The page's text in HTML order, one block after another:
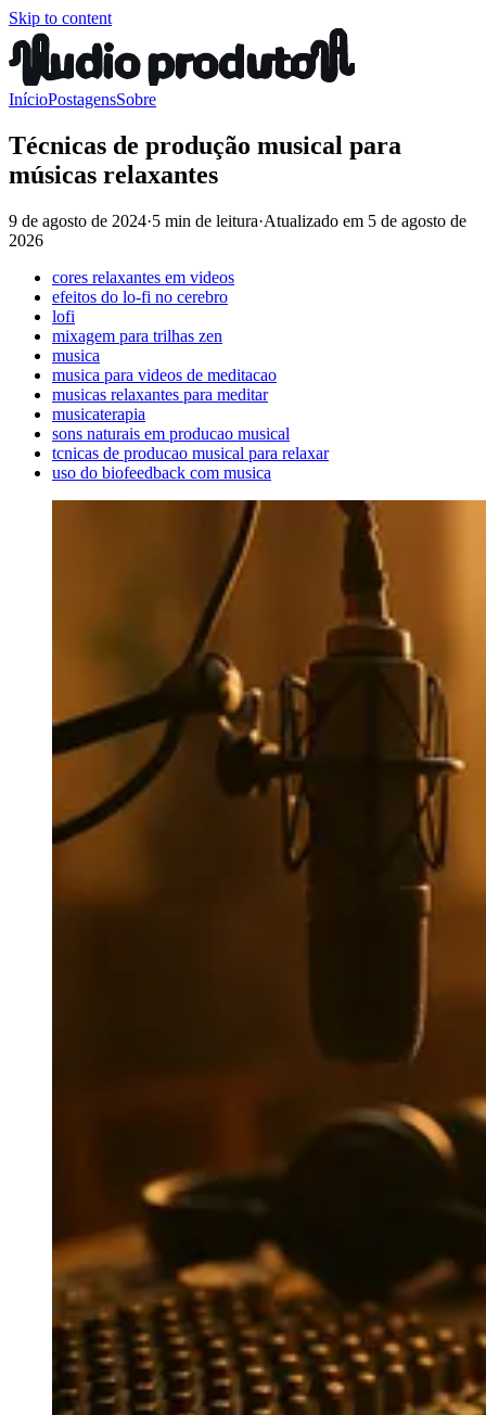
Skip to content
InícioPostagensSobre
Técnicas de produção musical para
músicas relaxantes
9 de agosto de 2024·5 min de leitura·Atualizado em 5 de agosto de
2026
cores relaxantes em videos
efeitos do lo-fi no cerebro
lofi
mixagem para trilhas zen
musica
musica para videos de meditacao
musicas relaxantes para meditar
musicaterapia
sons naturais em producao musical
tcnicas de producao musical para relaxar
uso do biofeedback com musica